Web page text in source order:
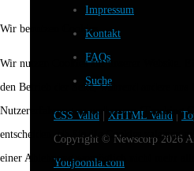
Impressum
Kontakt
FAQs
Suche
CSS Valid XHTML Valid |
Copyright © Newscorp 2026
Youjoomla.com
Wir benutzen Cookies
Wir nutzen Cookies auf unserer Website.
den Betrieb der Seite, während andere uns
Nutzererfahrung zu verbessern (Tracking
entscheiden, ob Sie die Cookies zulassen
einer Ablehnung womöglich nicht mehr